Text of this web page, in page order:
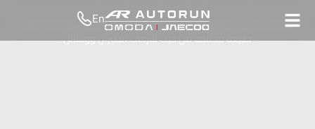
En
يضم مطار دبي الدولي ثلاثة مبانٍ رئيسية للمسافرين، ولكل مبنى منها
طبيعة مختلفة من حيث شركات الطيران ووسائل